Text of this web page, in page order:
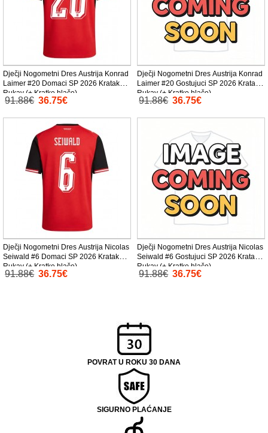
Dječji Nogometni Dres Austrija Konrad
Laimer #20 Domaci SP 2026 Kratak
Rukav (+ Kratke hlače)
91.88€ 36.75€
Dječji Nogometni Dres Austrija Konrad
Laimer #20 Gostujuci SP 2026 Kratak
Rukav (+ Kratke hlače)
91.88€ 36.75€
Dječji Nogometni Dres Austrija Nicolas
Seiwald #6 Domaci SP 2026 Kratak
Rukav (+ Kratke hlače)
91.88€ 36.75€
Dječji Nogometni Dres Austrija Nicolas
Seiwald #6 Gostujuci SP 2026 Kratak
Rukav (+ Kratke hlače)
91.88€ 36.75€
POVRAT U ROKU 30 DANA
SIGURNO PLAĆANJE